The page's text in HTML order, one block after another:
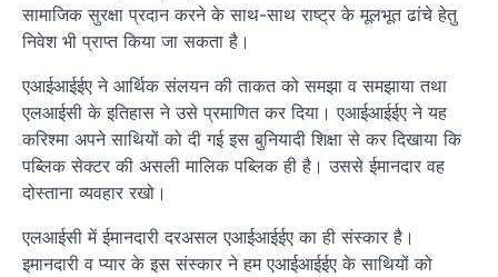
सामाजिक सुरक्षा प्रदान करने के साथ-साथ राष्ट्र के मूलभूत ढांचे हेतु
निवेश भी प्राप्त किया जा सकता है।
एआईआईईए ने आर्थिक संलयन की ताकत को समझा व समझाया तथा
एलआईसी के इतिहास ने उसे प्रमाणित कर दिया। एआईआईईए ने यह
करिश्मा अपने साथियों को दी गई इस बुनियादी शिक्षा से कर दिखाया कि
पब्लिक सेक्टर की असली मालिक पब्लिक ही है। उससे ईमानदार वह
दोस्ताना व्यवहार रखो।
एलआईसी में ईमानदारी दरअसल एआईआईईए का ही संस्कार है।
इमानदारी व प्यार के इस संस्कार ने हम एआईआईईए के साथियों को